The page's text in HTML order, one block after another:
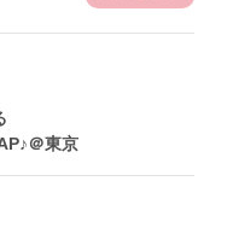
＠東京